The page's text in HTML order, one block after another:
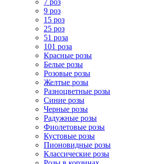
7 роз
9 роз
15 роз
25 роз
51 роза
101 роза
Красные розы
Белые розы
Розовые розы
Желтые розы
Разноцветные розы
Синие розы
Черные розы
Радужные розы
Фиолетовые розы
Кустовые розы
Пионовидные розы
Классические розы